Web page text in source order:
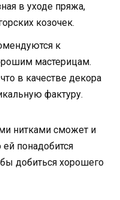
в уходе пряжа,
козочек.
к
мастерицам.
в качестве декора
фактуру.
нитками сможет и
понадобится
добиться хорошего